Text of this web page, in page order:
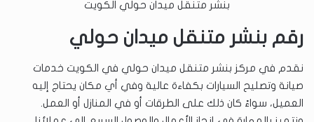
بنشر متنقل ميدان حولي الكويت
رقم بنشر متنقل ميدان حولي
نقدم في مركز بنشر متنقل ميدان حولي في الكويت خدمات
صيانة وتصليح السيارات بكفاءة عالية وفي أي مكان يحتاج إليه
العميل، سواءً كان ذلك على الطرقات أو في المنازل أو العمل.